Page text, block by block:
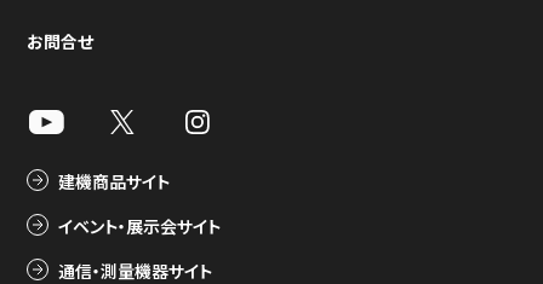
お問合せ
建機商品サイト
イベント・展示会サイト
通信・測量機器サイト